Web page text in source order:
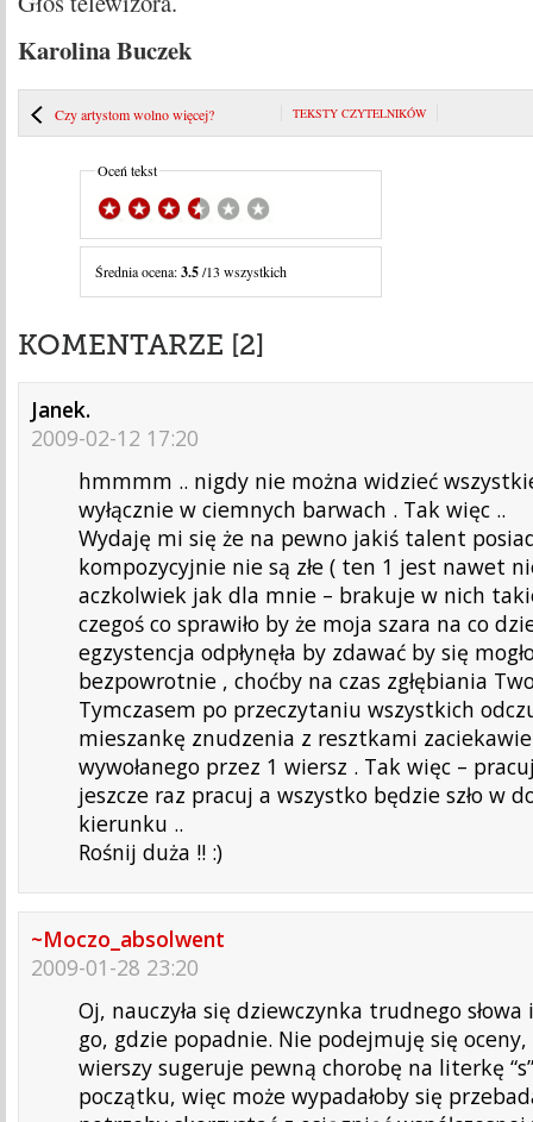
Karolina Buczek
Czy artystom wolno więcej? TEKSTY CZYTELNIKÓW
Oceń tekst
Średnia ocena:3.5/13 wszystkich
KOMENTARZE [2]
Janek.
2009-02-12 17:20
hmmmm .. nigdy nie można widzieć
wyłącznie w ciemnych barwach . Tak więc ..
Wydaję mi się że na pewno jakiś talent
kompozycyjnie nie są złe ( ten 1 jest nawet
aczkolwiek jak dla mnie – brakuje w nich
czegoś co sprawiło by że moja szara na co
egzystencja odpłynęła by zdawać by się
bezpowrotnie , choćby na czas zgłębiania
Tymczasem po przeczytaniu wszystkich
mieszankę znudzenia z resztkami
wywołanego przez 1 wiersz . Tak więc –
jeszcze raz pracuj a wszystko będzie szło w
kierunku ..
Rośnij duża !! :)
~Moczo_absolwent
2009-01-28 23:20
Oj, nauczyła się dziewczynka trudnego
go, gdzie popadnie. Nie podejmuję się
wierszy sugeruje pewną chorobę na literkę
początku, więc może wypadałoby się